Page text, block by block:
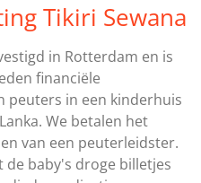
Tikiri Sewana
in Rotterdam en is
financiële
peuters in een kinderhuis
We betalen het
van een peuterleidster.
baby's droge billetjes